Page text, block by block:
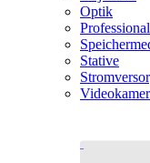
Optik
Professional
Stative